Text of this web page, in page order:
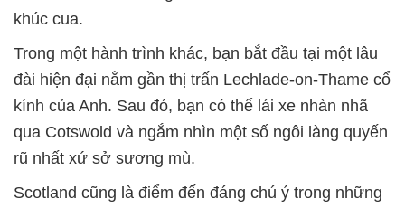
khúc cua.
Trong một hành trình khác, bạn bắt đầu tại một lâu
đài hiện đại nằm gần thị trấn Lechlade-on-Thame cổ
kính của Anh. Sau đó, bạn có thể lái xe nhàn nhã
qua Cotswold và ngắm nhìn một số ngôi làng quyến
rũ nhất xứ sở sương mù.
Scotland cũng là điểm đến đáng chú ý trong những